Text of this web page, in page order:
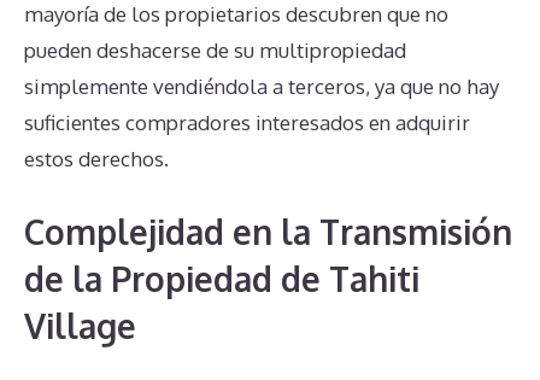
mayoría de los propietarios descubren que no
pueden deshacerse de su multipropiedad
simplemente vendiéndola a terceros, ya que no hay
suficientes compradores interesados en adquirir
estos derechos.
Complejidad en la Transmisión
de la Propiedad de Tahiti
Village